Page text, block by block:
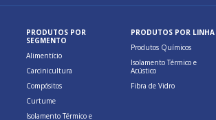
PRODUTOS POR
SEGMENTO
Alimentício
Carcinicultura
Compósitos
Curtume
Isolamento Térmico e
PRODUTOS POR LINHA
Produtos Químicos
Isolamento Térmico e
Acústico
Fibra de Vidro